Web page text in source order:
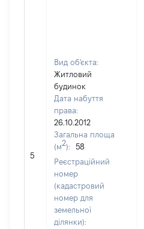
5
Вид об'єкта:
Житловий
будинок
Дата набуття
права:
26.10.2012
Загальна площа
(м2):
58
Реєстраційний
номер
(кадастровий
номер для
земельної
ділянки):